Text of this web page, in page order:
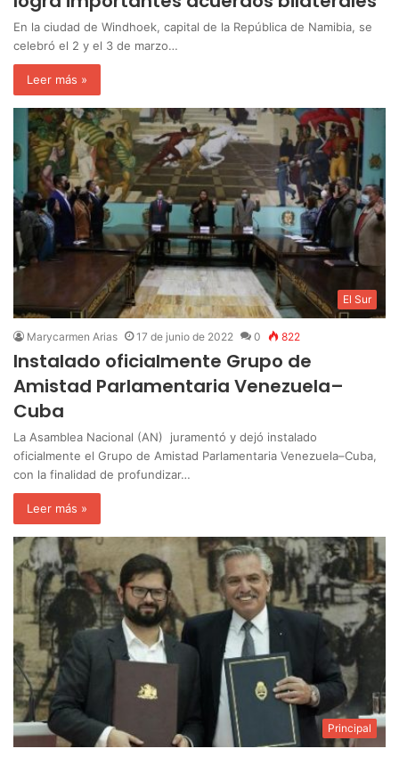
En la ciudad de Windhoek, capital de la República de Namibia, se
celebró el 2 y el 3 de marzo…
Leer más »
El Sur
Marycarmen Arias 17 de junio de 2022 0 822
Instalado oficialmente Grupo de
Amistad Parlamentaria Venezuela–
Cuba
La Asamblea Nacional (AN) juramentó y dejó instalado
oficialmente el Grupo de Amistad Parlamentaria Venezuela–Cuba,
con la finalidad de profundizar…
Leer más »
Principal